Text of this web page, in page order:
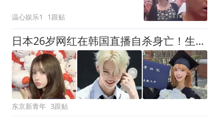
温心娱乐1 1跟贴
日本26岁网红在韩国直播自杀身亡！生前遭偶像粉丝疯狂谩骂，日网友却冷嘲：太想博关注！
东京新青年 3跟贴